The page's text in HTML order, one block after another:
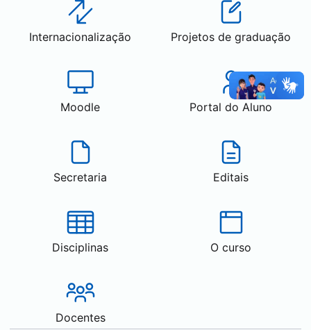
Internacionalização Projetos de graduação
Moodle Portal do Aluno
Secretaria Editais
Disciplinas O curso
Docentes